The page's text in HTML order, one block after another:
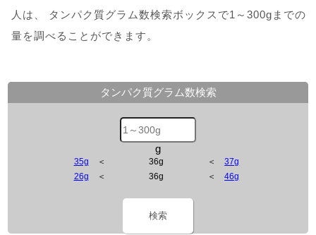
人は、 タンパク質グラム数検索ボックスで1～300gまでの
量を調べることができます。
タンパク質グラム数検索
g
35g ＜ 36g ＜37g
26g ＜ 36g ＜46g
検索